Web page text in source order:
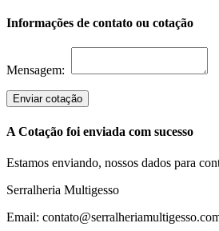
Informações de contato ou cotação
Mensagem:
Enviar cotação
A Cotação foi enviada com sucesso
Estamos enviando, nossos dados para
Serralheria Multigesso
Email: